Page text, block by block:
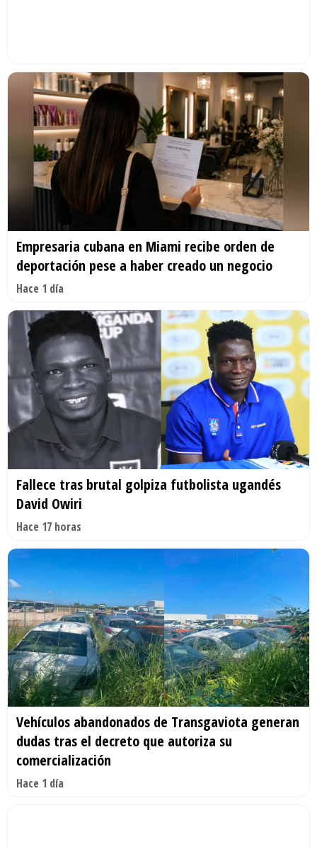
Empresaria cubana en Miami recibe orden de
deportación pese a haber creado un negocio
Hace 1 día
Fallece tras brutal golpiza futbolista ugandés
David Owiri
Hace 17 horas
Vehículos abandonados de Transgaviota generan
dudas tras el decreto que autoriza su
comercialización
Hace 1 día